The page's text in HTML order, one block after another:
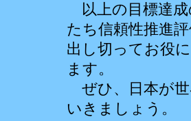
以上の目標達成
たち信頼性推進
出し切ってお役
ます。
ぜひ、日本が世
いきましょう。